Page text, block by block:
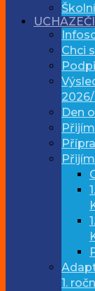
UCHAZEČI
Chci
Den
1.